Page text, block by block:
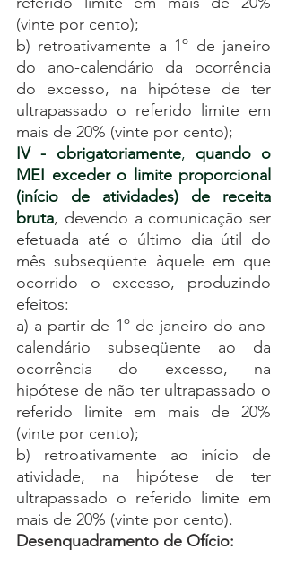
(vinte por cento);
b) retroativamente a 1º de janeiro
do ano-calendário da ocorrência
do excesso, na hipótese de ter
ultrapassado o referido limite em
mais de 20% (vinte por cento);
IV - obrigatoriamente, quando o
MEI exceder o limite proporcional
(início de atividades) de receita
bruta, devendo a comunicação ser
efetuada até o último dia útil do
mês subseqüente àquele em que
ocorrido o excesso, produzindo
efeitos:
a) a partir de 1º de janeiro do ano-
calendário subseqüente ao da
ocorrência do excesso, na
hipótese de não ter ultrapassado o
referido limite em mais de 20%
(vinte por cento);
b) retroativamente ao início de
atividade, na hipótese de ter
ultrapassado o referido limite em
mais de 20% (vinte por cento).
Desenquadramento de Ofício: